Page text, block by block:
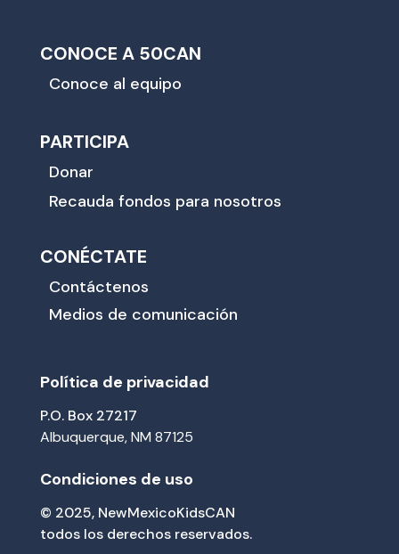
CONOCE A 50CAN
Conoce al equipo
PARTICIPA
Donar
Recauda fondos para nosotros
CONÉCTATE
Contáctenos
Medios de comunicación
Política de privacidad
P.O. Box 27217
Albuquerque, NM 87125
Condiciones de uso
© 2025, NewMexicoKidsCAN
todos los derechos reservados.